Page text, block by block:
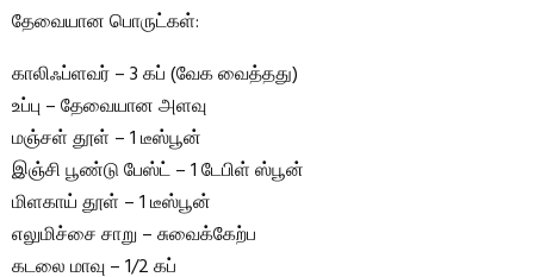
தேவையான பொருட்கள்:
காலிஃப்ளவர் – 3 கப் (வேக வைத்தது)
உப்பு – தேவையான அளவு
மஞ்சள் தூள் – 1 டீஸ்பூன்
இஞ்சி பூண்டு பேஸ்ட் – 1 டேபிள் ஸ்பூன்
மிளகாய் தூள் – 1 டீஸ்பூன்
எலுமிச்சை சாறு – சுவைக்கேற்ப
கடலை மாவு – 1/2 கப்